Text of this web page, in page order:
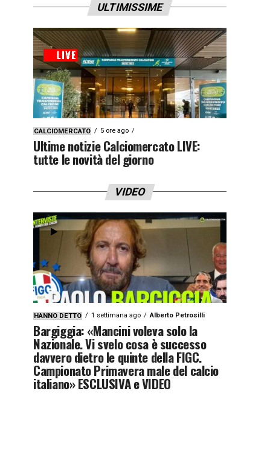
ULTIMISSIME
CALCIOMERCATO 5 ore ago
Ultime notizie Calciomercato LIVE:
tutte le novità del giorno
VIDEO
HANNO DETTO 1 settimana ago Alberto Petrosilli
Bargiggia: «Mancini voleva solo la
Nazionale. Vi svelo cosa è successo
davvero dietro le quinte della FIGC.
Campionato Primavera male del calcio
italiano» ESCLUSIVA e VIDEO